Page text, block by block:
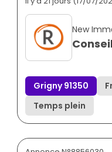
New
Grigny 91350
Temps plein